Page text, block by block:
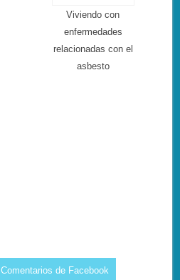
Viviendo con
enfermedades
relacionadas con el
asbesto
Comentarios de Facebook